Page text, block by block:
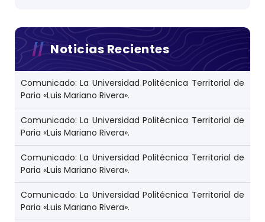
Noticias Recientes
Comunicado: La Universidad Politécnica Territorial de
Paria «Luis Mariano Rivera».
Comunicado: La Universidad Politécnica Territorial de
Paria «Luis Mariano Rivera».
Comunicado: La Universidad Politécnica Territorial de
Paria «Luis Mariano Rivera».
Comunicado: La Universidad Politécnica Territorial de
Paria «Luis Mariano Rivera».